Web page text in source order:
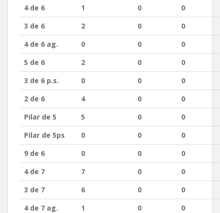
4 de 6
1 0
0
3 de 6
2 0
0
4 de 6 ag.
0 0
0
5 de 6
2 0
0
3 de 6 p.s.
0 0
0
2 de 6
4 0
0
Pilar de 5
5 0
0
Pilar de 5ps
0 0
0
9 de 6
0 0
0
4 de 7
7 0
0
3 de 7
6 0
0
4 de 7 ag.
1 0
0